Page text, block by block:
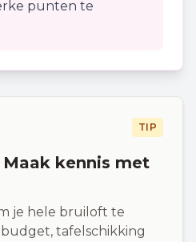
punten te
TIP
kennis met
je hele bruiloft te
tafelschikking